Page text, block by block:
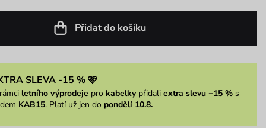
Přidat do košíku
SLEVA -15 % 🩷
letního výprodeje pro kabelkypřidali extra slevu −15 %s
KAB15. Platí už jen do pondělí 10.8.